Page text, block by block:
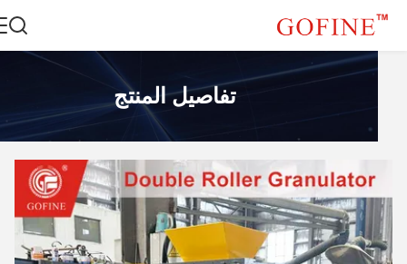
تفاصيل المنتج